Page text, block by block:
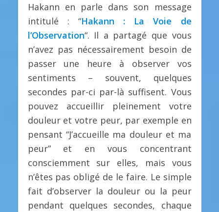
Hakann en parle dans son message
intitulé : “Hakann : La Voie de
l’Observation“. Il a partagé que vous
n’avez pas nécessairement besoin de
passer une heure à observer vos
sentiments – souvent, quelques
secondes par-ci par-là suffisent. Vous
pouvez accueillir pleinement votre
douleur et votre peur, par exemple en
pensant “J’accueille ma douleur et ma
peur” et en vous concentrant
consciemment sur elles, mais vous
n’êtes pas obligé de le faire. Le simple
fait d’observer la douleur ou la peur
pendant quelques secondes, chaque